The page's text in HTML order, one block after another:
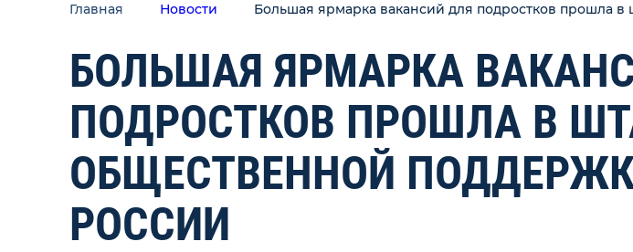
Главная Новости Большая ярмарка вакансий для подростков прошла
БОЛЬШАЯ ЯРМАРКА
ПОДРОСТКОВ ПРОШЛА В
ОБЩЕСТВЕННОЙ
РОССИИ